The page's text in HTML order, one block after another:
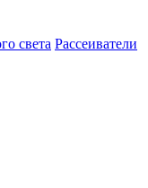
Рассеиватели